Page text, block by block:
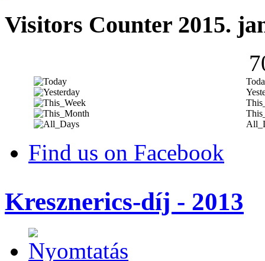
Visitors Counter 2015.
Find us on Facebook
Kresznerics-díj - 2013